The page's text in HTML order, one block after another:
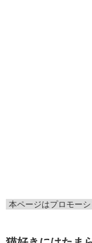
本ページはプロモー